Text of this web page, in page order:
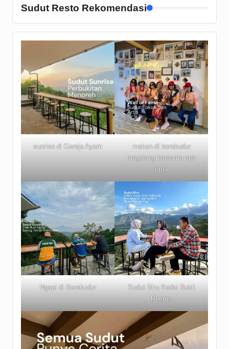
Sudut Resto Rekomendasi
sunrise di Gereja Ayam
makan di borobudur
magelang bersama opa
oma
Ngopi di Borobudur
Sudut Biru Kedai Bukit
Rhema